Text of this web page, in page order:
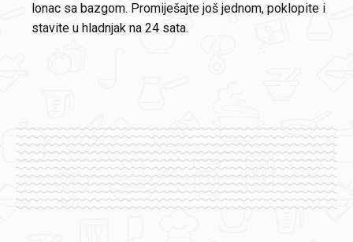
lonac sa bazgom. Promiješajte još jednom, poklopite i
stavite u hladnjak na 24 sata.